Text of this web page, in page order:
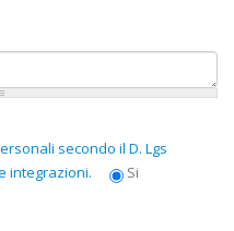
secondo il D. Lgs
integrazioni.
Si